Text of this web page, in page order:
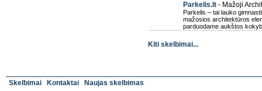
Parkelis.lt - Mažoji
Parkelis – tai lauko
mažosios architektūros
parduodame aukštos
Kiti skelbimai...
Skelbimai Kontaktai Naujas skelbimas